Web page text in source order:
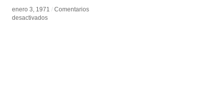
enero 3, 1971 / Comentarios
desactivadosen
enero 3, 1971 / Comentarios
desactivadosen